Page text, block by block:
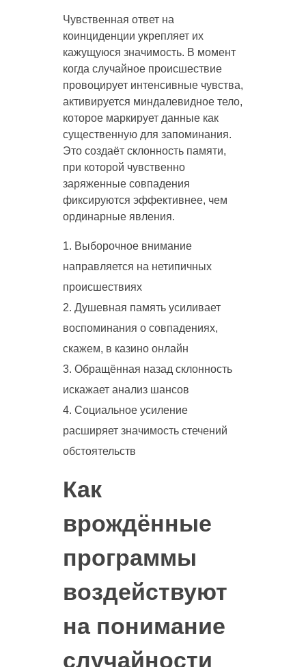
Чувственная ответ на
коинциденции укрепляет их
кажущуюся значимость. В момент
когда случайное происшествие
провоцирует интенсивные чувства,
активируется миндалевидное тело,
которое маркирует данные как
существенную для запоминания.
Это создаёт склонность памяти,
при которой чувственно
заряженные совпадения
фиксируются эффективнее, чем
ординарные явления.
Выборочное внимание
направляется на нетипичных
происшествиях
Душевная память усиливает
воспоминания о совпадениях,
скажем, в казино онлайн
Обращённая назад склонность
искажает анализ шансов
Социальное усиление
расширяет значимость стечений
обстоятельств
Как
врождённые
программы
воздействуют
на понимание
случайности